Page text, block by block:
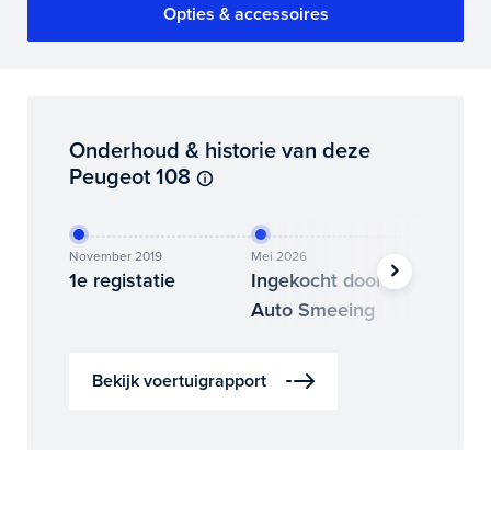
Opties & accessoires
Onderhoud & historie van deze
Peugeot 108
November 2019
1e registatie
Mei 2026
Ingekocht door
Auto Smeeing
Bekijk voertuigrapport